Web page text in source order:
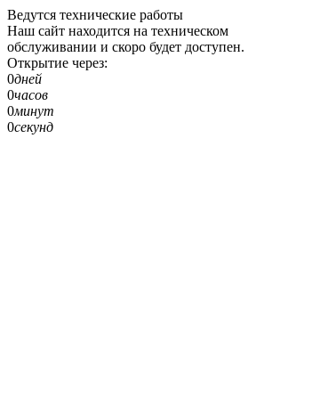
Ведутся технические работы
Наш сайт находится на техническом
обслуживании и скоро будет доступен.
Открытие через:
0дней
0часов
0минут
0секунд